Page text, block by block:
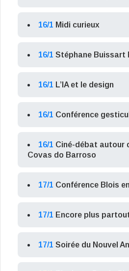
16/1 Midi curieux
16/1 Stéphane Buissart
16/1 L’IA et le design
16/1 Conférence
16/1 Ciné-débat autour
Covas do Barroso
17/1 Conférence Blois
17/1 Encore plus
17/1 Soirée du Nouvel